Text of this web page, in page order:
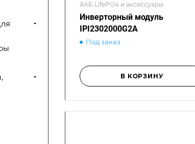
АКБ LifePO4 и аксессуары
Инверторный модуль
IPI2302000G2A
Под заказ
В КОРЗИНУ